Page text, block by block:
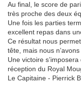
Au final, le score de
très proche des deux
Une fois les parties
excellent repas dans
Ce résultat nous
tête, mais nous
Une victoire
réception du Royal
Le Capitaine - Pierrick